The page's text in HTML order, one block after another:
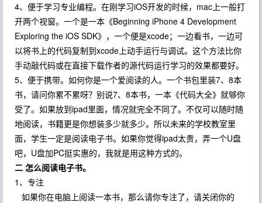
4、便于学习专业编程。在刚学习iOS开发的时候，mac上一般打
开两个视窗。一个是一本《Beginning iPhone 4 Development
Exploring the iOS SDK》，一个便是xcode；一边看书，一边可
以将书上的代码复制到xcode上动手运行与调试。这个方法比你
手动敲代码或在直接下载作者的源代码运行学习的效果都要好。
5、便于携带。如何你是一个爱阅读的人。一个书包里装7、8本
书，请问你累不累呀？别说7、8本书，一本《代码大全》就够你
受了。如果放到ipad里面，情况就完全不同了。不仅可以随时随
地阅读，书籍更是你想装多少就多少。所以未来的学校教室里
面，学生一定是阅读电子书。如果你觉得ipad太贵，弄一个U盘
吧，U盘加PC挺实惠的，我就是用这种方式的。
二 怎么阅读电子书。
1、专注
如果你在电脑上阅读一本书，那么请你专注了，请关闭你的